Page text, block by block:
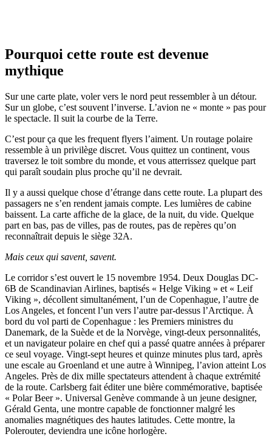
Pourquoi cette route est devenue
mythique
Sur une carte plate, voler vers le nord peut ressembler à un détour.
Sur un globe, c’est souvent l’inverse. L’avion ne « monte » pas pour
le spectacle. Il suit la courbe de la Terre.
C’est pour ça que les frequent flyers l’aiment. Un routage polaire
ressemble à un privilège discret. Vous quittez un continent, vous
traversez le toit sombre du monde, et vous atterrissez quelque part
qui paraît soudain plus proche qu’il ne devrait.
Il y a aussi quelque chose d’étrange dans cette route. La plupart des
passagers ne s’en rendent jamais compte. Les lumières de cabine
baissent. La carte affiche de la glace, de la nuit, du vide. Quelque
part en bas, pas de villes, pas de routes, pas de repères qu’on
reconnaîtrait depuis le siège 32A.
Mais ceux qui savent, savent.
Le corridor s’est ouvert le 15 novembre 1954. Deux Douglas DC-
6B de Scandinavian Airlines, baptisés « Helge Viking » et « Leif
Viking », décollent simultanément, l’un de Copenhague, l’autre de
Los Angeles, et foncent l’un vers l’autre par-dessus l’Arctique. À
bord du vol parti de Copenhague : les Premiers ministres du
Danemark, de la Suède et de la Norvège, vingt-deux personnalités,
et un navigateur polaire en chef qui a passé quatre années à préparer
ce seul voyage. Vingt-sept heures et quinze minutes plus tard, après
une escale au Groenland et une autre à Winnipeg, l’avion atteint Los
Angeles. Près de dix mille spectateurs attendent à chaque extrémité
de la route. Carlsberg fait éditer une bière commémorative, baptisée
« Polar Beer ». Universal Genève commande à un jeune designer,
Gérald Genta, une montre capable de fonctionner malgré les
anomalies magnétiques des hautes latitudes. Cette montre, la
Polerouter, deviendra une icône horlogère.